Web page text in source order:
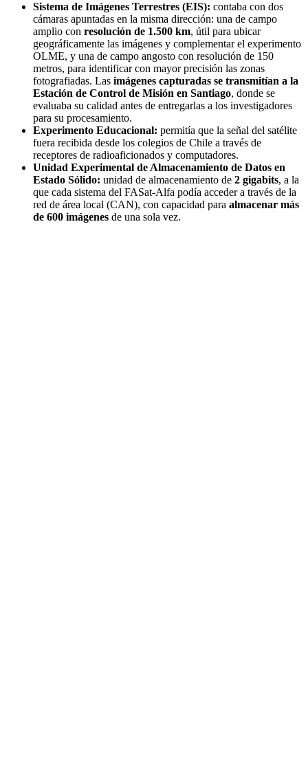
Sistema de Imágenes Terrestres (EIS): contaba con dos
cámaras apuntadas en la misma dirección: una de campo
amplio con resolución de 1.500 km, útil para ubicar
geográficamente las imágenes y complementar el experimento
OLME, y una de campo angosto con resolución de 150
metros, para identificar con mayor precisión las zonas
fotografiadas. Las imágenes capturadas se transmitían a la
Estación de Control de Misión en Santiago, donde se
evaluaba su calidad antes de entregarlas a los investigadores
para su procesamiento.
Experimento Educacional: permitía que la señal del satélite
fuera recibida desde los colegios de Chile a través de
receptores de radioaficionados y computadores.
Unidad Experimental de Almacenamiento de Datos en
Estado Sólido: unidad de almacenamiento de 2 gigabits, a la
que cada sistema del FASat-Alfa podía acceder a través de la
red de área local (CAN), con capacidad para almacenar más
de 600 imágenes de una sola vez.